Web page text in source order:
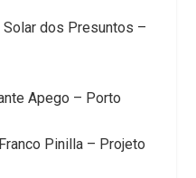
dos Presuntos –
Apego – Porto
Pinilla – Projeto